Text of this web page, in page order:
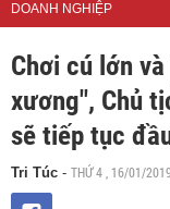
DOANH NGHIỆP
Chơi cú lớn
xương", Chủ
sẽ tiếp tục
Tri Túc - THỨ 4 , 16/01/